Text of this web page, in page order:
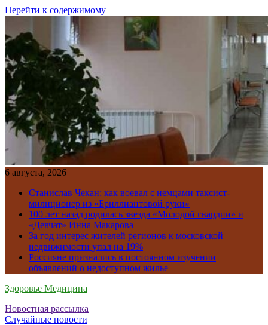
Перейти к содержимому
6 августа, 2026
Станислав Чекан: как воевал с немцами таксист-
милиционер из «Бриллиантовой руки»
100 лет назад родилась звезда «Молодой гвардии» и
«Девчат» Инна Макарова
За год интерес жителей регионов к московской
недвижимости упал на 19%
Россияне признались в постоянном изучении
объявлений о недоступном жилье
Здоровье Медицина
Новостная рассылка
Случайные новости